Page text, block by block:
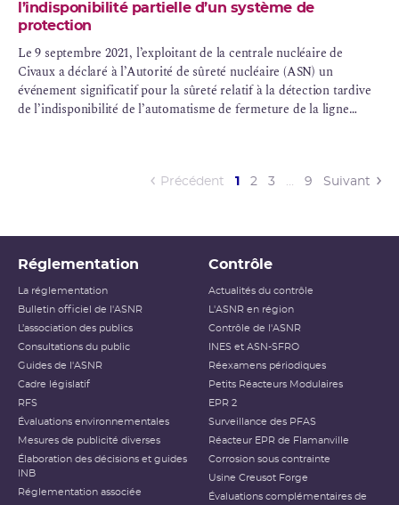
l’indisponibilité partielle d’un système de
protection
Le 9 septembre 2021, l’exploitant de la centrale nucléaire de
Civaux a déclaré à l’Autorité de sûreté nucléaire (ASN) un
événement significatif pour la sûreté relatif à la détection tardive
de l’indisponibilité de l’automatisme de fermeture de la ligne
Précédent 1 (current)
2 3 … 9 Suivant
Réglementation
La réglementation
Bulletin officiel de l'ASNR
L’association des publics
Consultations du public
Guides de l'ASNR
Cadre législatif
RFS
Évaluations environnementales
Mesures de publicité diverses
Élaboration des décisions et guides
INB
Réglementation associée
Contrôle
Actualités du contrôle
L'ASNR en région
Contrôle de l'ASNR
INES et ASN-SFRO
Réexamens périodiques
Petits Réacteurs Modulaires
EPR 2
Surveillance des PFAS
Réacteur EPR de Flamanville
Corrosion sous contrainte
Usine Creusot Forge
Évaluations complémentaires de